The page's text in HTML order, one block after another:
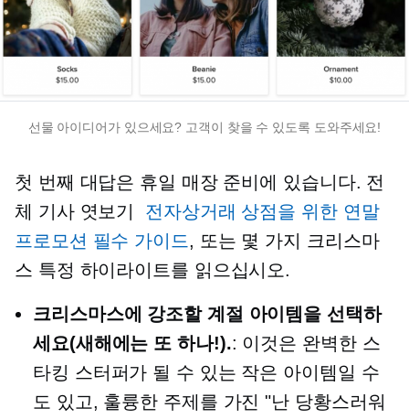
선물 아이디어가 있으세요? 고객이 찾을 수 있도록 도와주세요!
첫 번째 대답은 휴일 매장 준비에 있습니다. 전
체 기사 엿보기
전자상거래 상점을 위한 연말
프로모션 필수 가이드, 또는 몇 가지 크리스마
스 특정 하이라이트를 읽으십시오.
크리스마스에 강조할 계절 아이템을 선택하
세요(새해에는 또 하나!).: 이것은 완벽한 스
타킹 스터퍼가 될 수 있는 작은 아이템일 수
도 있고, 훌륭한 주제를 가진 "난 당황스러워